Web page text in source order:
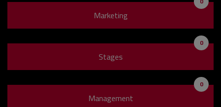
Marketing
Stages
0
Management
0